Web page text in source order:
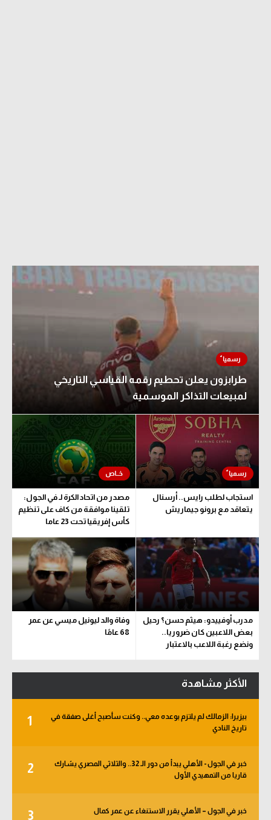
طرابزون يعلن تحطيم رقمه القياسي التاريخي
لمبيعات التذاكر الموسمية
استجاب لطلب رايس.. أرسنال
يتعاقد مع برونو جيماريش
مصدر من اتحاد الكرة لـ في الجول:
تلقينا موافقة من كاف على تنظيم
كأس إفريقيا تحت 23 عاما
مدرب أوفييدو: هيثم حسن؟ رحيل
بعض اللاعبين كان ضروريا..
ونضع رغبة اللاعب بالاعتبار
وفاة والد ليونيل ميسي عن عمر
68 عامًا
الأكثر مشاهدة
1
بيزيرا: الزمالك لم يلتزم بوعده معي.. وكنت سأصبح أغلى صفقة في
تاريخ النادي
2
خبر في الجول - الأهلي يبدأ من دور الـ 32.. والثلاثي المصري يشارك
قاريا من التمهيدي الأول
3 خبر في الجول – الأهلي يقرر الاستنغاء عن عمر كمال